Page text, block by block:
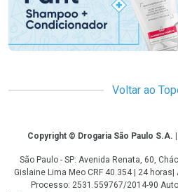
Voltar ao
CopyrightCopyright © Drogaria São Paulo S.A.
São Paulo - SP: Avenida Renata, 60,
Gislaine Lima Meo CRF 40.354 | 24
Processo: 2531.559767/2014-90